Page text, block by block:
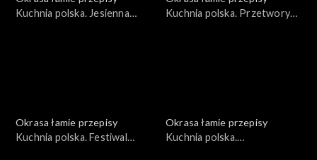
Kuchnia polska. Jesienna
Kuchnia polska. Przetwory
Okrasa łamie przepisy
Kuchnia polska. Festiwal
Okrasa łamie przepisy
Kuchnia polska.